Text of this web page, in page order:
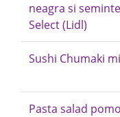
neagra si
Select (Lidl)
Sushi Chumaki
Pasta salad